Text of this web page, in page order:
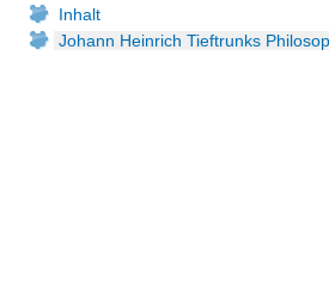
Inhalt
Johann Heinrich Tieftrunks